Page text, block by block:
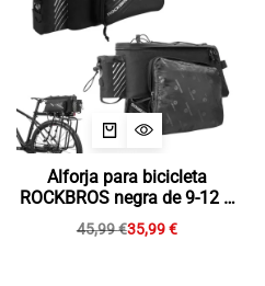
Alforja para bicicleta
ROCKBROS negra de 9-12 L
con 2 bolsillos laterales
plegables
45,99€35,99€